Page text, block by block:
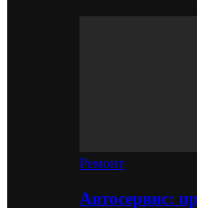
Ремонт
Автосервис: